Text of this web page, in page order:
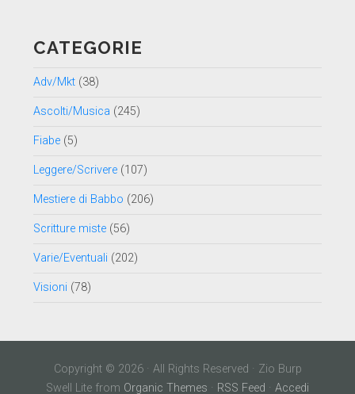
CATEGORIE
Adv/Mkt(38)
Ascolti/Musica (245)
Fiabe(5)
Leggere/Scrivere(107)
Mestiere di Babbo (206)
Scritture miste(56)
Varie/Eventuali (202)
Visioni (78)
Copyright © 2026 · All Rights Reserved · Zio Burp
Swell Lite from Organic Themes · RSS Feed · Accedi